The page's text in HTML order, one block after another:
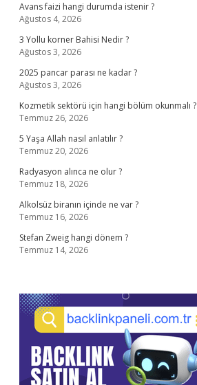
Avans faizi hangi durumda istenir ?
Ağustos 4, 2026
3 Yollu korner Bahisi Nedir ?
Ağustos 3, 2026
2025 pancar parası ne kadar ?
Ağustos 3, 2026
Kozmetik sektörü için hangi bölüm okunmalı ?
Temmuz 26, 2026
5 Yaşa Allah nasıl anlatılır ?
Temmuz 20, 2026
Radyasyon alınca ne olur ?
Temmuz 18, 2026
Alkolsüz biranın içinde ne var ?
Temmuz 16, 2026
Stefan Zweig hangi dönem ?
Temmuz 14, 2026